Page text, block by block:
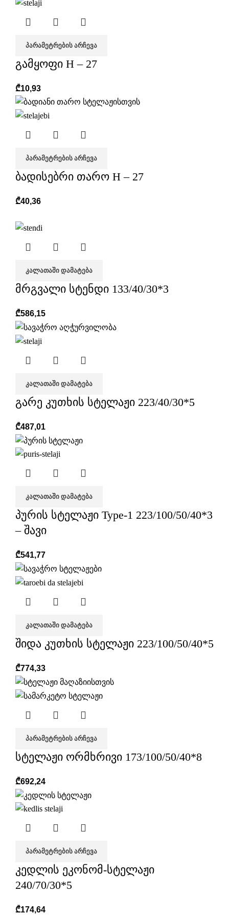
ᲞᲐᲠᲐᲛᲔᲢᲠᲔᲑᲘᲡ ᲐᲠᲩᲔᲕᲐ
გამყოფი H – 27
₾10,93
ᲞᲐᲠᲐᲛᲔᲢᲠᲔᲑᲘᲡ ᲐᲠᲩᲔᲕᲐ
ბადისებრი თარო H – 27
₾40,36
ᲙᲐᲚᲐᲗᲐᲨᲘ ᲓᲐᲛᲐᲢᲔᲑᲐ
მრგვალი სტენდი 133/40/30*3
₾586,15
ᲙᲐᲚᲐᲗᲐᲨᲘ ᲓᲐᲛᲐᲢᲔᲑᲐ
გარე კუთხის სტელაჟი 223/40/30*5
₾487,01
ᲙᲐᲚᲐᲗᲐᲨᲘ ᲓᲐᲛᲐᲢᲔᲑᲐ
პურის სტელაჟი Type-1 223/100/50/40*3
– შავი
₾541,77
ᲙᲐᲚᲐᲗᲐᲨᲘ ᲓᲐᲛᲐᲢᲔᲑᲐ
შიდა კუთხის სტელაჟი 223/100/50/40*5
₾774,33
ᲞᲐᲠᲐᲛᲔᲢᲠᲔᲑᲘᲡ ᲐᲠᲩᲔᲕᲐ
სტელაჟი ორმხრივი 173/100/50/40*8
₾692,24
ᲞᲐᲠᲐᲛᲔᲢᲠᲔᲑᲘᲡ ᲐᲠᲩᲔᲕᲐ
კედლის ეკონომ-სტელაჟი
240/70/30*5
₾174,64